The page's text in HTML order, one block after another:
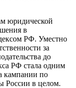
юридической
в
РФ. Уместно
за
до
РФ стала одним
кампании по
России в целом.